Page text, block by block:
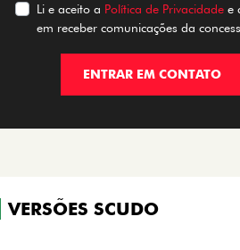
Li e aceito a Política de Privacidade e
em receber comunicações da
ENTRAR EM CONTATO
VERSÕES SCUDO